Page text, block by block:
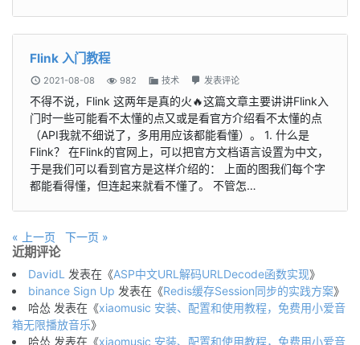
Flink 入门教程
2021-08-08 982 技术 发表评论
不得不说，Flink 这两年是真的火🔥这篇文章主要讲讲Flink入
门时一些可能看不太懂的点又或是看官方介绍看不太懂的点
（API我就不细说了，多用用应该都能看懂）。 1. 什么是
Flink？ 在Flink的官网上，可以把官方文档语言设置为中文，
于是我们可以看到官方是这样介绍的： 上面的图我们每个字
都能看得懂，但连起来就看不懂了。 不管怎…
« 上一页 下一页 »
近期评论
DavidL 发表在《ASP中文URL解码URLDecode函数实现》
binance Sign Up 发表在《Redis缓存Session同步的实践方案》
哈怂 发表在《xiaomusic 安装、配置和使用教程，免费用小爱音
箱无限播放音乐》
哈怂 发表在《xiaomusic 安装、配置和使用教程，免费用小爱音